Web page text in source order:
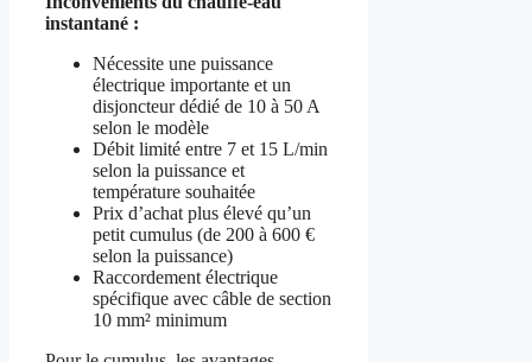
instantané :
Nécessite une puissance
électrique importante et un
disjoncteur dédié de 10 à 50 A
selon le modèle
Débit limité entre 7 et 15 L/min
selon la puissance et
température souhaitée
Prix d’achat plus élevé qu’un
petit cumulus (de 200 à 600 €
selon la puissance)
Raccordement électrique
spécifique avec câble de section
10 mm² minimum